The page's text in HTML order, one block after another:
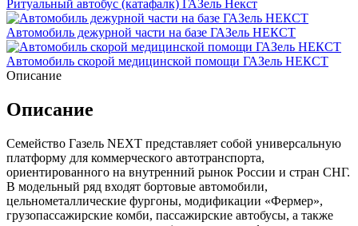
Ритуальный автобус (катафалк) ГАЗель Некст
Автомобиль дежурной части на базе ГАЗель НЕКСТ
Автомобиль скорой медицинской помощи ГАЗель НЕКСТ
Описание
Описание
Семейство Газель NEXT представляет собой универсальную
платформу для коммерческого автотранспорта,
ориентированного на внутренний рынок России и стран СНГ.
В модельный ряд входят бортовые автомобили,
цельнометаллические фургоны, модификации «Фермер»,
грузопассажирские комби, пассажирские автобусы, а также